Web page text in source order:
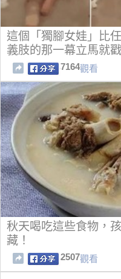
這個「獨腳女娃」比
義肢的那一幕立馬就
7164觀看
秋天喝吃這些食物，
藏！
2507觀看